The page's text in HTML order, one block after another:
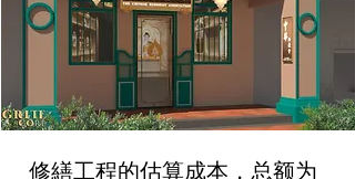
修繕工程的估算成本，总额为